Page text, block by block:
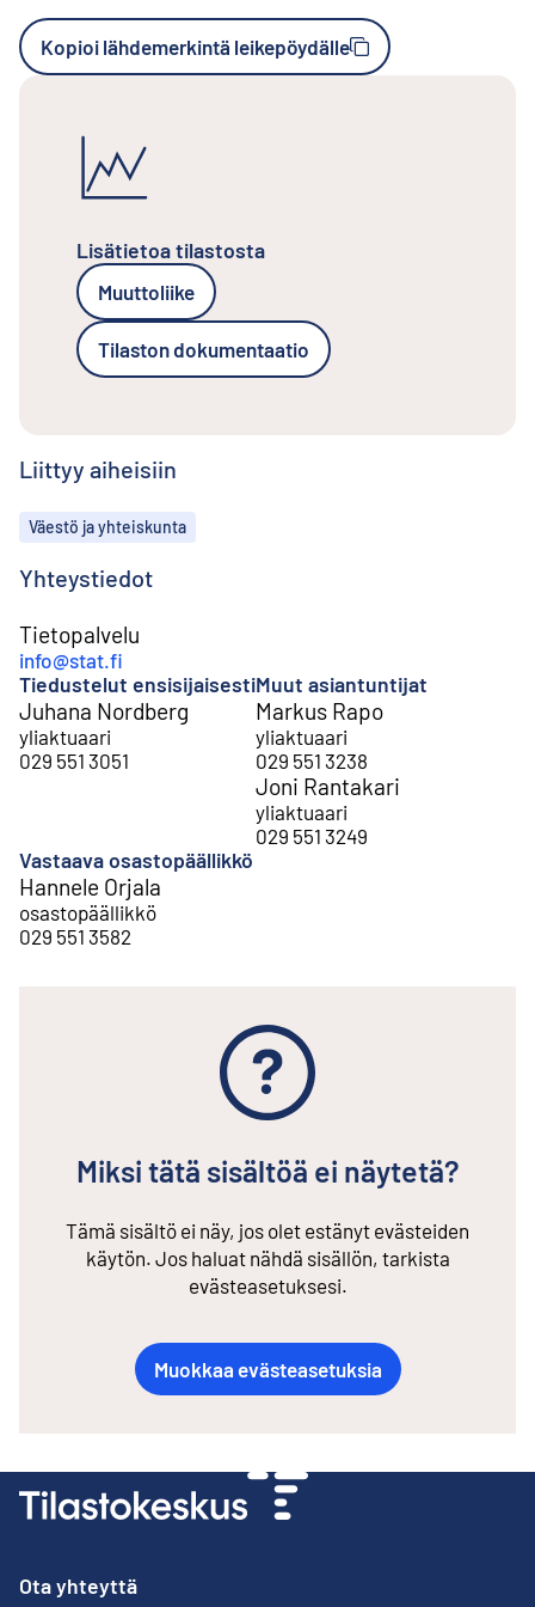
Kopioi lähdemerkintä leikepöydälle
Lisätietoa tilastosta
Muuttoliike
Tilaston dokumentaatio
Liittyy aiheisiin
Aiheet
Väestö ja yhteiskunta
Yhteystiedot
Tietopalvelu
info@stat.fi
Tiedustelut ensisijaisesti
Juhana Nordberg
yliaktuaari
029 551 3051
Muut asiantuntijat
Markus Rapo
yliaktuaari
029 551 3238
Joni Rantakari
yliaktuaari
029 551 3249
Vastaava osastopäällikkö
Hannele Orjala
osastopäällikkö
029 551 3582
Miksi tätä sisältöä ei näytetä?
Tämä sisältö ei näy, jos olet estänyt evästeiden
käytön. Jos haluat nähdä sisällön, tarkista
evästeasetuksesi.
Muokkaa evästeasetuksia
Ota yhteyttä